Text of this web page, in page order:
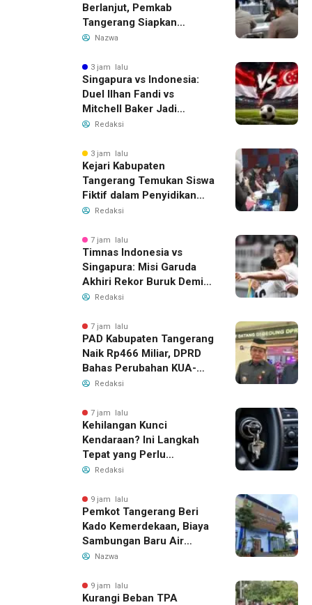
Berlanjut, Pemkab
Tangerang Siapkan
Langkah Antisipasi Krisis
Nazwa
3 jam lalu
Singapura vs Indonesia:
Duel Ilhan Fandi vs
Mitchell Baker Jadi
Sorotan di Piala AFF 2026
Redaksi
3 jam lalu
Kejari Kabupaten
Tangerang Temukan Siswa
Fiktif dalam Penyidikan
Dana BOP PKBM
Redaksi
7 jam lalu
Timnas Indonesia vs
Singapura: Misi Garuda
Akhiri Rekor Buruk Demi
Tiket Semifinal Piala AFF
Redaksi
7 jam lalu
PAD Kabupaten Tangerang
Naik Rp466 Miliar, DPRD
Bahas Perubahan KUA-
PPAS 2026
Redaksi
7 jam lalu
Kehilangan Kunci
Kendaraan? Ini Langkah
Tepat yang Perlu
Dilakukan
Redaksi
9 jam lalu
Pemkot Tangerang Beri
Kado Kemerdekaan, Biaya
Sambungan Baru Air
Bersih Dipangkas Jadi
Nazwa
9 jam lalu
Kurangi Beban TPA